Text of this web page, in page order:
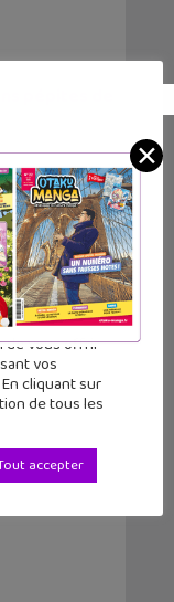
: One
Show,
de vous offrir
vos
cliquant sur
de tous les
accepter
✕